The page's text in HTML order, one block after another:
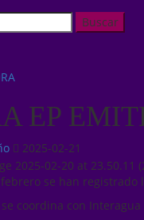
EP
2025-02-21
se han
se coordina con